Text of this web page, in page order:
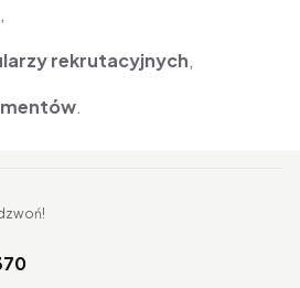
,
rekrutacyjnych,
.